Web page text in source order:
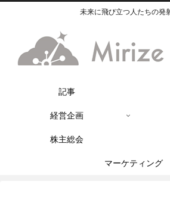
未来に飛び立つ人たちの発
記事
経営企画
株主総会
マーケティング